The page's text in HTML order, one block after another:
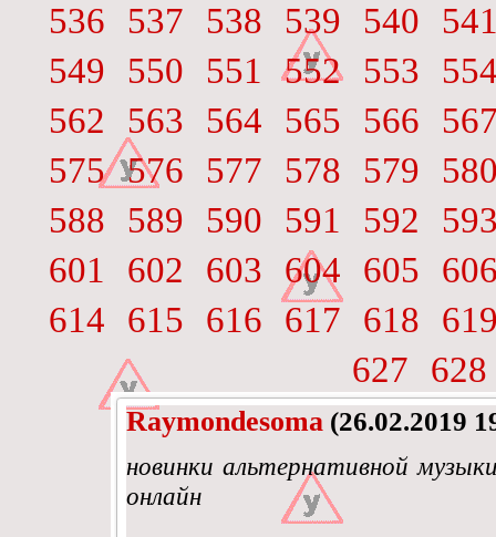
536
537 538 539 540
549
550 551 552 553
562
563 564 565 566
575 576 577 578 579
588
589 590 591 592
601
602 603 604 605
614
615 616 617 618
627
628
Raymondesoma (26.02.2019
новинки альтернативной
онлайн